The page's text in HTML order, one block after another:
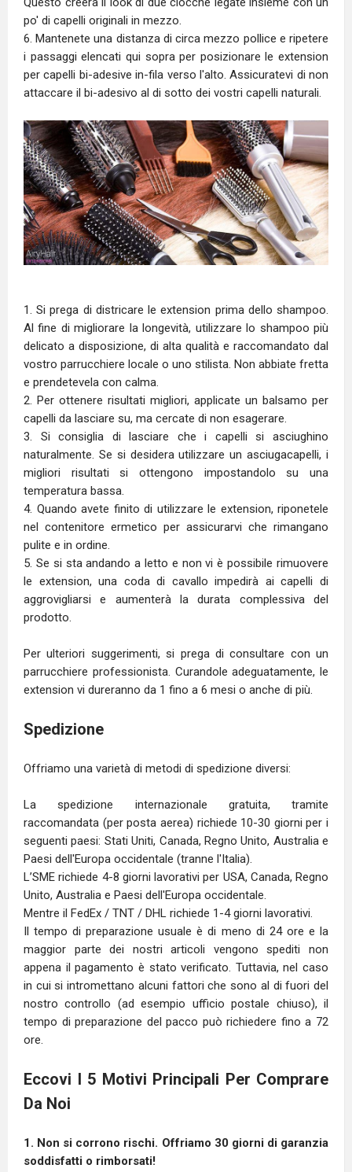
po' di capelli originali in mezzo.
6. Mantenete una distanza di circa mezzo pollice e ripetere
i passaggi elencati qui sopra per posizionare le extension
per capelli bi-adesive in-fila verso l'alto. Assicuratevi di non
attaccare il bi-adesivo al di sotto dei vostri capelli naturali.
1. Si prega di districare le extension prima dello shampoo.
Al fine di migliorare la longevità, utilizzare lo shampoo più
delicato a disposizione, di alta qualità e raccomandato dal
vostro parrucchiere locale o uno stilista. Non abbiate fretta
e prendetevela con calma.
2. Per ottenere risultati migliori, applicate un balsamo per
capelli da lasciare su, ma cercate di non esagerare.
3. Si consiglia di lasciare che i capelli si asciughino
naturalmente. Se si desidera utilizzare un asciugacapelli, i
migliori risultati si ottengono impostandolo su una
temperatura bassa.
4. Quando avete finito di utilizzare le extension, riponetele
nel contenitore ermetico per assicurarvi che rimangano
pulite e in ordine.
5. Se si sta andando a letto e non vi è possibile rimuovere
le extension, una coda di cavallo impedirà ai capelli di
aggrovigliarsi e aumenterà la durata complessiva del
prodotto.
Per ulteriori suggerimenti, si prega di consultare con un
parrucchiere professionista. Curandole adeguatamente, le
extension vi dureranno da 1 fino a 6 mesi o anche di più.
Spedizione
Offriamo una varietà di metodi di spedizione diversi:
La spedizione internazionale gratuita, tramite
raccomandata (per posta aerea) richiede 10-30 giorni per i
seguenti paesi: Stati Uniti, Canada, Regno Unito, Australia e
Paesi dell'Europa occidentale (tranne l'Italia).
L’SME richiede 4-8 giorni lavorativi per USA, Canada, Regno
Unito, Australia e Paesi dell'Europa occidentale.
Mentre il FedEx / TNT / DHL richiede 1-4 giorni lavorativi.
Il tempo di preparazione usuale è di meno di 24 ore e la
maggior parte dei nostri articoli vengono spediti non
appena il pagamento è stato verificato. Tuttavia, nel caso
in cui si intromettano alcuni fattori che sono al di fuori del
nostro controllo (ad esempio ufficio postale chiuso), il
tempo di preparazione del pacco può richiedere fino a 72
ore.
Eccovi I 5 Motivi Principali Per Comprare
Da Noi
1. Non si corrono rischi. Offriamo 30 giorni di garanzia
soddisfatti o rimborsati!